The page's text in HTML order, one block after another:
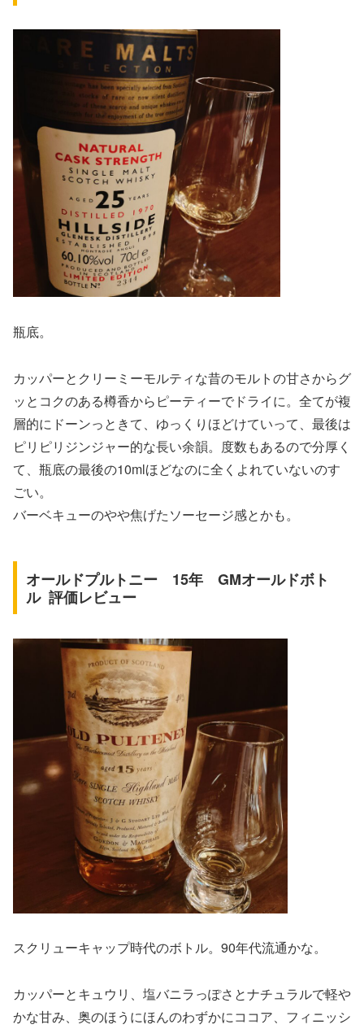
瓶底。
カッパーとクリーミーモルティな昔のモルトの甘さからグ
ッとコクのある樽香からピーティーでドライに。全てが複
層的にドーンっときて、ゆっくりほどけていって、最後は
ピリピリジンジャー的な長い余韻。度数もあるので分厚く
て、瓶底の最後の10mlほどなのに全くよれていないのす
ごい。
バーベキューのやや焦げたソーセージ感とかも。
オールドプルトニー 15年 GMオールドボト
ル 評価レビュー
スクリューキャップ時代のボトル。90年代流通かな。
カッパーとキュウリ、塩バニラっぽさとナチュラルで軽や
かな甘み、奥のほうにほんのわずかにココア、フィニッシ